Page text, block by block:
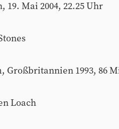
19. Mai 2004, 22.25 Uhr
Großbritannien 1993, 86
Loach